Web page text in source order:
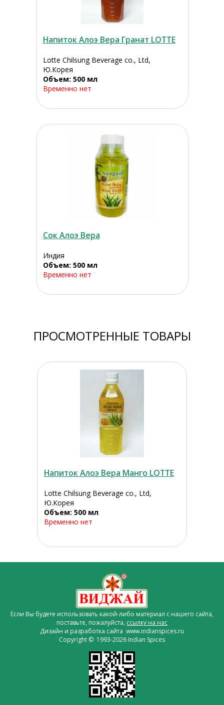
Напиток Алоэ Вера Гранат LOTTE
Lotte Chilsung Beverage co., Ltd,
Ю.Корея
Объем: 500 мл
Временно нет
Сок Алоэ Вера
Индия
Объем: 500 мл
Временно нет
ПРОСМОТРЕННЫЕ ТОВАРЫ
Напиток Алоэ Вера Манго LOTTE
Lotte Chilsung Beverage co., Ltd,
Ю.Корея
Объем: 500 мл
Временно нет
Если Вы будете использовать какой-либо материал с нашего сайта,
поставьте, пожалуйста, ссылку на нас
Дизайн и разработка сайта www.indianspices.ru
Copyright © 1993-2026 Indian Spices